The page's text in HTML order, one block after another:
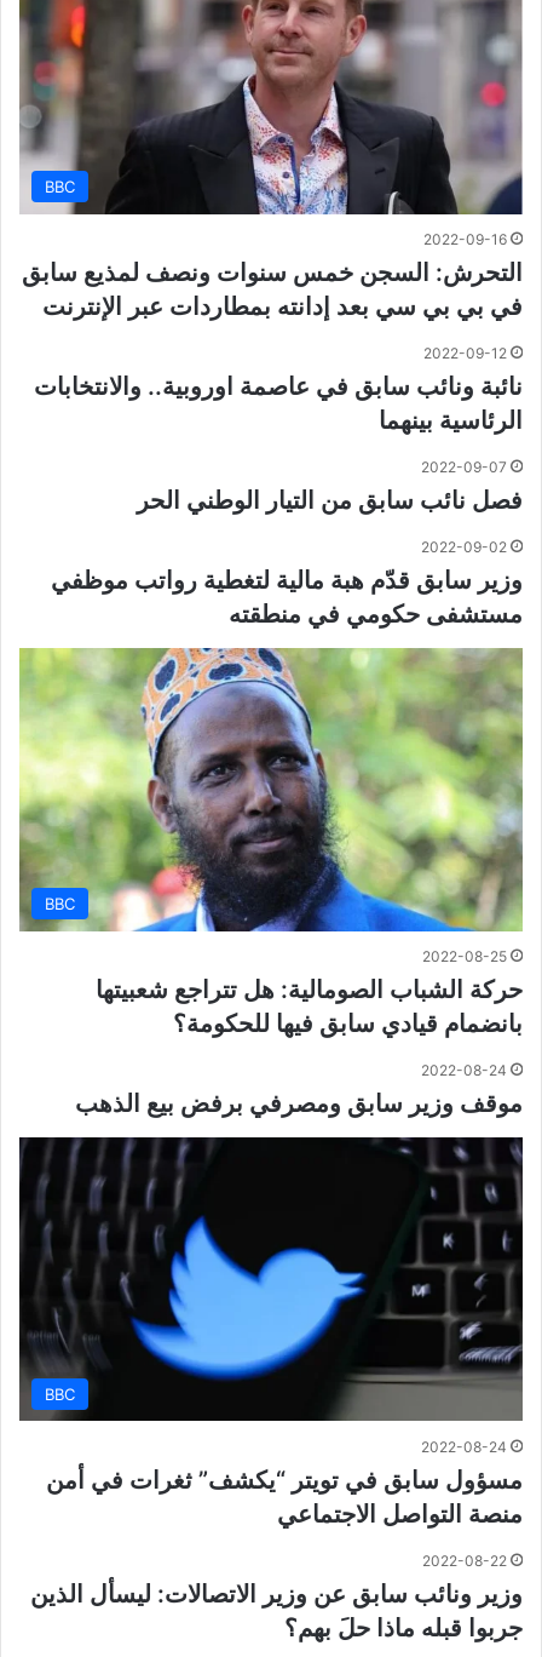
BBC
2022-09-16
التحرش: السجن خمس سنوات ونصف لمذيع سابق
في بي بي سي بعد إدانته بمطاردات عبر الإنترنت
2022-09-12
نائبة ونائب سابق في عاصمة اوروبية.. والانتخابات
الرئاسية بينهما
2022-09-07
فصل نائب سابق من التيار الوطني الحر
2022-09-02
وزير سابق قدّم هبة مالية لتغطية رواتب موظفي
مستشفى حكومي في منطقته
BBC
2022-08-25
حركة الشباب الصومالية: هل تتراجع شعبيتها
بانضمام قيادي سابق فيها للحكومة؟
2022-08-24
موقف وزير سابق ومصرفي برفض بيع الذهب
BBC
2022-08-24
مسؤول سابق في تويتر “يكشف” ثغرات في أمن
منصة التواصل الاجتماعي
2022-08-22
وزير ونائب سابق عن وزير الاتصالات: ليسأل الذين
جربوا قبله ماذا حلَ بهم؟